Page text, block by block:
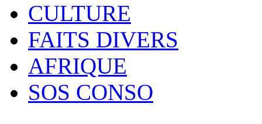
CULTURE
FAITS DIVERS
AFRIQUE
SOS CONSO